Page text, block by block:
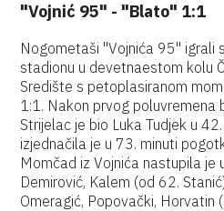
"Vojnić 95" - "Blato" 1:1
Nogometaši "Vojnića 95" igrali
stadionu u devetnaestom kolu
Središte s petoplasiranom
1:1. Nakon prvog poluvremena
Strijelac je bio Luka Tudjek u
izjednačila je u 73. minuti
Momčad iz Vojnića nastupila je
Demirović, Kalem (od 62.
Omeragić, Popovački, Horvatin